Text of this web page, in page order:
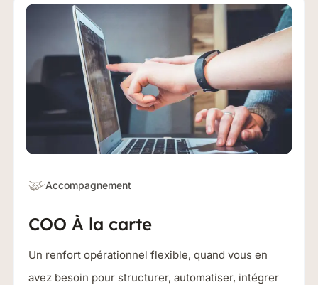
Accompagnement
COO À la carte
Un renfort opérationnel flexible, quand vous en
avez besoin pour structurer, automatiser, intégrer